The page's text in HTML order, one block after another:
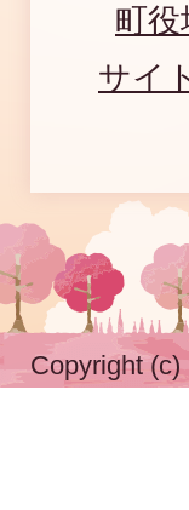
町
サイ
Copyright